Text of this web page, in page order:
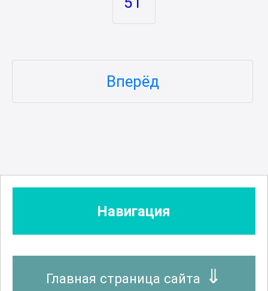
Вперёд
Навигация
Главная страница сайта